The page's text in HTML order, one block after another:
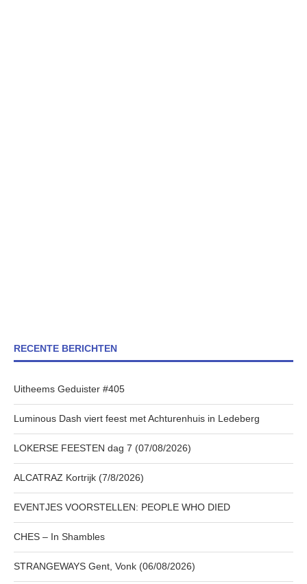
RECENTE BERICHTEN
Uitheems Geduister #405
Luminous Dash viert feest met Achturenhuis in Ledeberg
LOKERSE FEESTEN dag 7 (07/08/2026)
ALCATRAZ Kortrijk (7/8/2026)
EVENTJES VOORSTELLEN: PEOPLE WHO DIED
CHES – In Shambles
STRANGEWAYS Gent, Vonk (06/08/2026)